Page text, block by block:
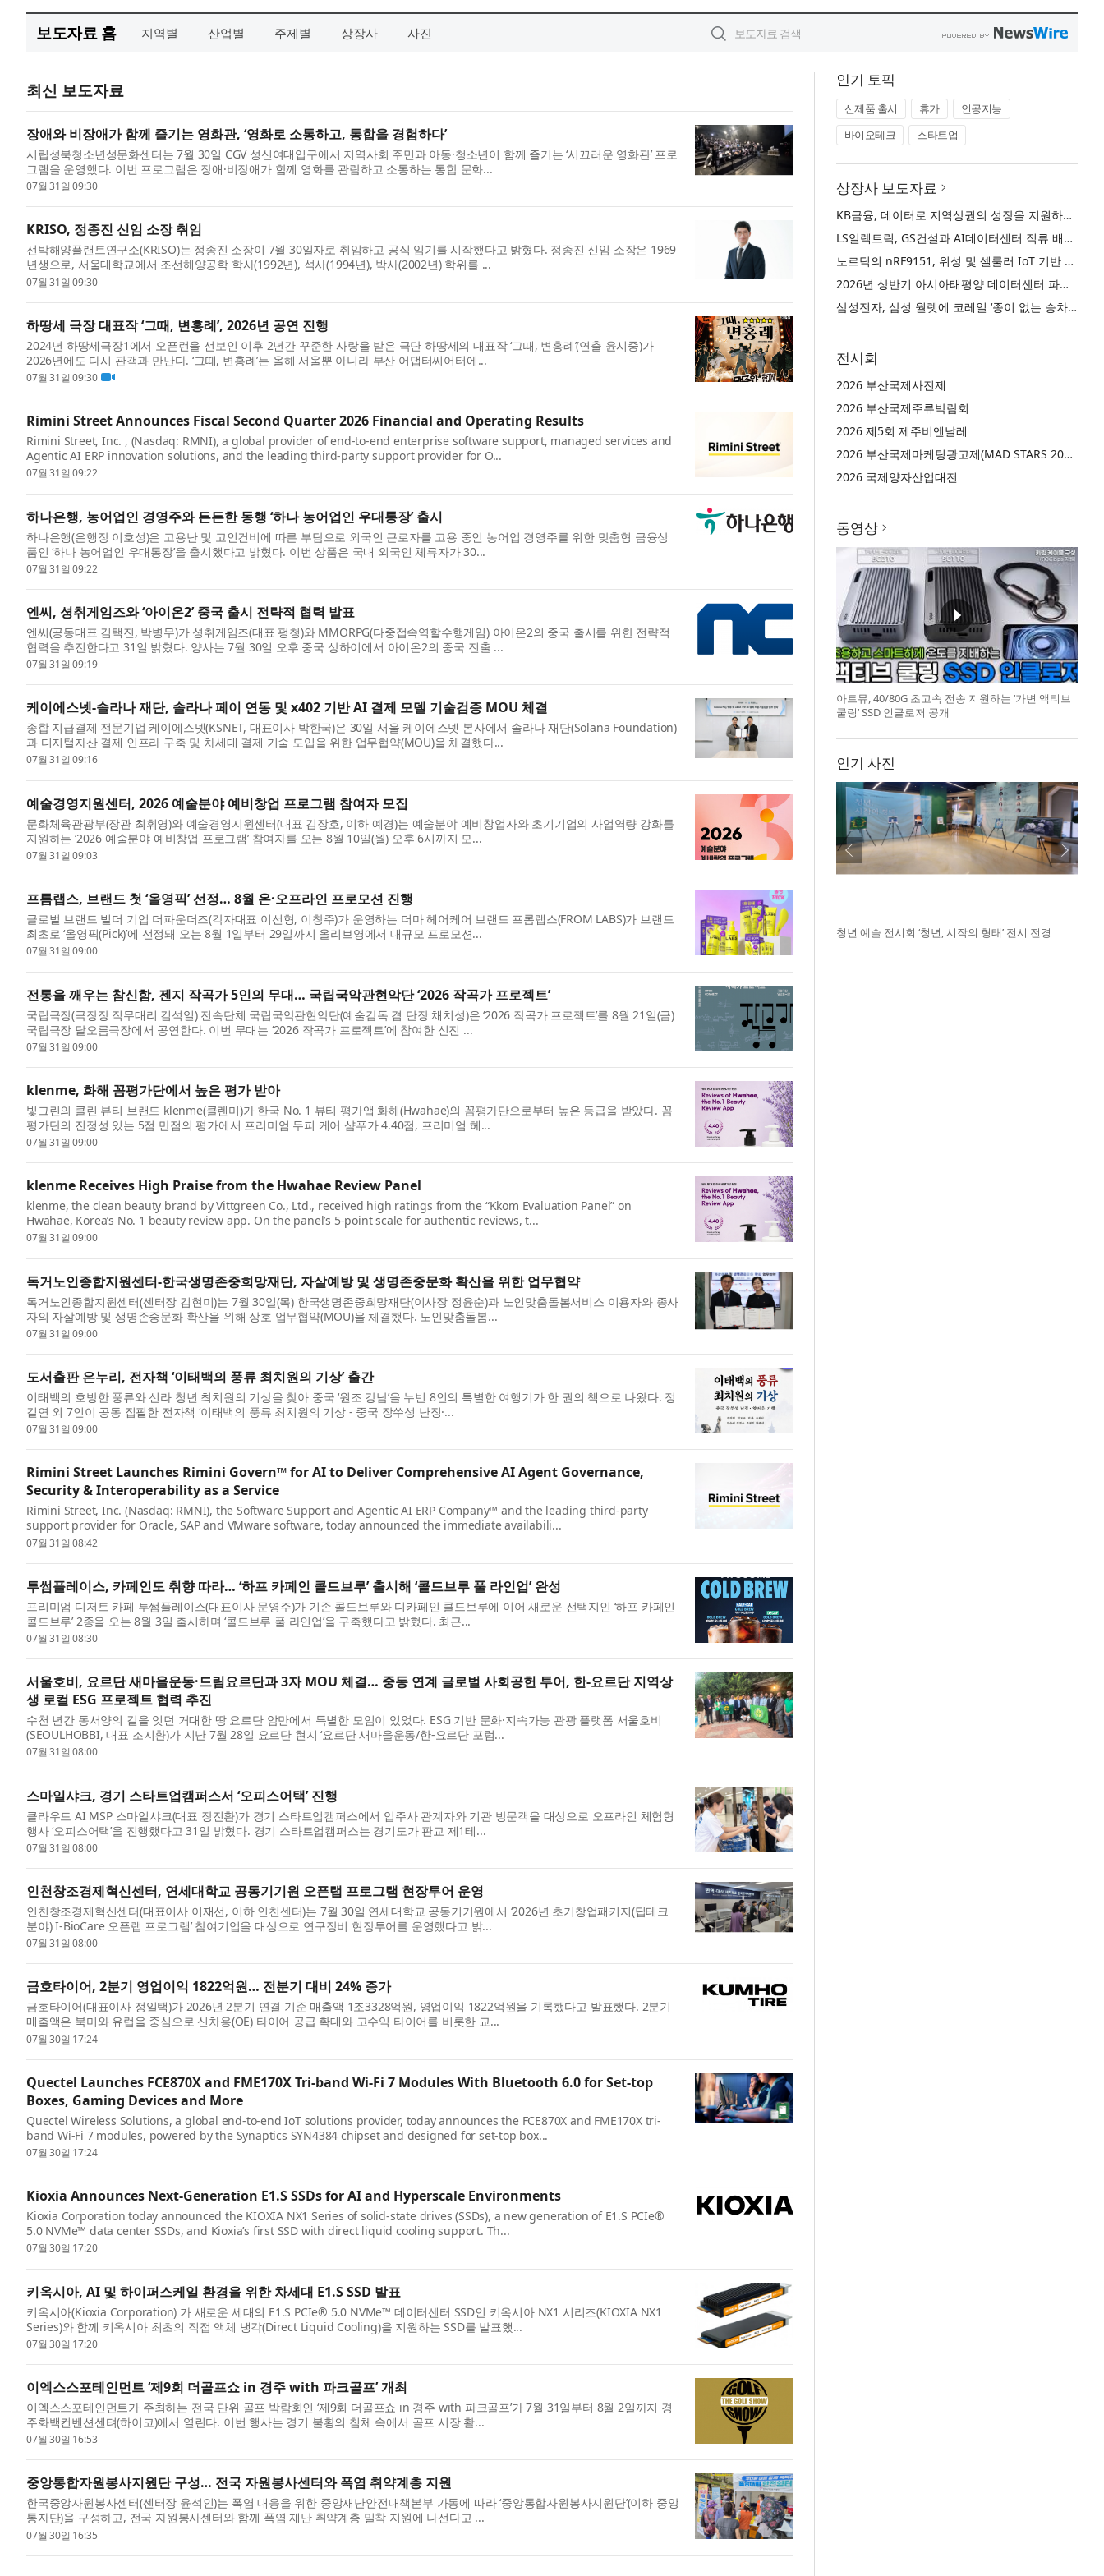
보도자료 홈 지역별 산업별 주제별 상장사 사진
최신 보도자료
장애와 비장애가 함께 즐기는 영화관, ‘영화로 소통하고, 통합을 경험하다’
시립성북청소년성문화센터는 7월 30일 CGV 성신여대입구에서 지역사회 주민과 아동·청소년이 함께 즐기는 ‘시끄러운 영화관’ 프로
그램을 운영했다. 이번 프로그램은 장애·비장애가 함께 영화를 관람하고 소통하는 통합 문화...
07월 31일 09:30
KRISO, 정종진 신임 소장 취임
선박해양플랜트연구소(KRISO)는 정종진 소장이 7월 30일자로 취임하고 공식 임기를 시작했다고 밝혔다. 정종진 신임 소장은 1969
년생으로, 서울대학교에서 조선해양공학 학사(1992년), 석사(1994년), 박사(2002년) 학위를 ...
07월 31일 09:30
하땅세 극장 대표작 ‘그때, 변홍례’, 2026년 공연 진행
2024년 하땅세극장1에서 오픈런을 선보인 이후 2년간 꾸준한 사랑을 받은 극단 하땅세의 대표작 ‘그때, 변홍례’(연출 윤시중)가
2026년에도 다시 관객과 만난다. ‘그때, 변홍례’는 올해 서울뿐 아니라 부산 어댑터씨어터에...
07월 31일 09:30
Rimini Street Announces Fiscal Second Quarter 2026 Financial and Operating Results
Rimini Street, Inc. , (Nasdaq: RMNI), a global provider of end-to-end enterprise software support, managed services and
Agentic AI ERP innovation solutions, and the leading third-party support provider for O...
07월 31일 09:22
하나은행, 농어업인 경영주와 든든한 동행 ‘하나 농어업인 우대통장’ 출시
하나은행(은행장 이호성)은 고용난 및 고인건비에 따른 부담으로 외국인 근로자를 고용 중인 농어업 경영주를 위한 맞춤형 금융상
품인 ‘하나 농어업인 우대통장’을 출시했다고 밝혔다. 이번 상품은 국내 외국인 체류자가 30...
07월 31일 09:22
엔씨, 셩취게임즈와 ‘아이온2’ 중국 출시 전략적 협력 발표
엔씨(공동대표 김택진, 박병무)가 셩취게임즈(대표 펑청)와 MMORPG(다중접속역할수행게임) 아이온2의 중국 출시를 위한 전략적
협력을 추진한다고 31일 밝혔다. 양사는 7월 30일 오후 중국 상하이에서 아이온2의 중국 진출 ...
07월 31일 09:19
케이에스넷-솔라나 재단, 솔라나 페이 연동 및 x402 기반 AI 결제 모델 기술검증 MOU 체결
종합 지급결제 전문기업 케이에스넷(KSNET, 대표이사 박한국)은 30일 서울 케이에스넷 본사에서 솔라나 재단(Solana Foundation)
과 디지털자산 결제 인프라 구축 및 차세대 결제 기술 도입을 위한 업무협약(MOU)을 체결했다...
07월 31일 09:16
예술경영지원센터, 2026 예술분야 예비창업 프로그램 참여자 모집
문화체육관광부(장관 최휘영)와 예술경영지원센터(대표 김장호, 이하 예경)는 예술분야 예비창업자와 초기기업의 사업역량 강화를
지원하는 ‘2026 예술분야 예비창업 프로그램’ 참여자를 오는 8월 10일(월) 오후 6시까지 모...
07월 31일 09:03
프롬랩스, 브랜드 첫 ‘올영픽’ 선정… 8월 온·오프라인 프로모션 진행
글로벌 브랜드 빌더 기업 더파운더즈(각자대표 이선형, 이창주)가 운영하는 더마 헤어케어 브랜드 프롬랩스(FROM LABS)가 브랜드
최초로 ‘올영픽(Pick)’에 선정돼 오는 8월 1일부터 29일까지 올리브영에서 대규모 프로모션...
07월 31일 09:00
전통을 깨우는 참신함, 젠지 작곡가 5인의 무대… 국립국악관현악단 ‘2026 작곡가 프로젝트’
국립극장(극장장 직무대리 김석일) 전속단체 국립국악관현악단(예술감독 겸 단장 채치성)은 ‘2026 작곡가 프로젝트’를 8월 21일(금)
국립극장 달오름극장에서 공연한다. 이번 무대는 ‘2026 작곡가 프로젝트’에 참여한 신진 ...
07월 31일 09:00
klenme, 화해 꼼평가단에서 높은 평가 받아
빛그린의 클린 뷰티 브랜드 klenme(클렌미)가 한국 No. 1 뷰티 평가앱 화해(Hwahae)의 꼼평가단으로부터 높은 등급을 받았다. 꼼
평가단의 진정성 있는 5점 만점의 평가에서 프리미엄 두피 케어 샴푸가 4.40점, 프리미엄 헤...
07월 31일 09:00
klenme Receives High Praise from the Hwahae Review Panel
klenme, the clean beauty brand by Vittgreen Co., Ltd., received high ratings from the “Kkom Evaluation Panel” on
Hwahae, Korea’s No. 1 beauty review app. On the panel’s 5-point scale for authentic reviews, t...
07월 31일 09:00
독거노인종합지원센터-한국생명존중희망재단, 자살예방 및 생명존중문화 확산을 위한 업무협약
독거노인종합지원센터(센터장 김현미)는 7월 30일(목) 한국생명존중희망재단(이사장 정윤순)과 노인맞춤돌봄서비스 이용자와 종사
자의 자살예방 및 생명존중문화 확산을 위해 상호 업무협약(MOU)을 체결했다. 노인맞춤돌봄...
07월 31일 09:00
도서출판 은누리, 전자책 ‘이태백의 풍류 최치원의 기상’ 출간
이태백의 호방한 풍류와 신라 청년 최치원의 기상을 찾아 중국 ‘원조 강남’을 누빈 8인의 특별한 여행기가 한 권의 책으로 나왔다. 정
길연 외 7인이 공동 집필한 전자책 ‘이태백의 풍류 최치원의 기상 - 중국 장쑤성 난징·...
07월 31일 09:00
Rimini Street Launches Rimini Govern™ for AI to Deliver Comprehensive AI Agent Governance,
Security & Interoperability as a Service
Rimini Street, Inc. (Nasdaq: RMNI), the Software Support and Agentic AI ERP Company™ and the leading third-party
support provider for Oracle, SAP and VMware software, today announced the immediate availabili...
07월 31일 08:42
투썸플레이스, 카페인도 취향 따라… ‘하프 카페인 콜드브루’ 출시해 ‘콜드브루 풀 라인업’ 완성
프리미엄 디저트 카페 투썸플레이스(대표이사 문영주)가 기존 콜드브루와 디카페인 콜드브루에 이어 새로운 선택지인 ‘하프 카페인
콜드브루’ 2종을 오는 8월 3일 출시하며 ‘콜드브루 풀 라인업’을 구축했다고 밝혔다. 최근...
07월 31일 08:30
서울호비, 요르단 새마을운동·드림요르단과 3자 MOU 체결… 중동 연계 글로벌 사회공헌 투어, 한-요르단 지역상
생 로컬 ESG 프로젝트 협력 추진
수천 년간 동서양의 길을 잇던 거대한 땅 요르단 암만에서 특별한 모임이 있었다. ESG 기반 문화·지속가능 관광 플랫폼 서울호비
(SEOULHOBBI, 대표 조지환)가 지난 7월 28일 요르단 현지 ‘요르단 새마을운동/한-요르단 포럼...
07월 31일 08:00
스마일샤크, 경기 스타트업캠퍼스서 ‘오피스어택’ 진행
클라우드 AI MSP 스마일샤크(대표 장진환)가 경기 스타트업캠퍼스에서 입주사 관계자와 기관 방문객을 대상으로 오프라인 체험형
행사 ‘오피스어택’을 진행했다고 31일 밝혔다. 경기 스타트업캠퍼스는 경기도가 판교 제1테...
07월 31일 08:00
인천창조경제혁신센터, 연세대학교 공동기기원 오픈랩 프로그램 현장투어 운영
인천창조경제혁신센터(대표이사 이재선, 이하 인천센터)는 7월 30일 연세대학교 공동기기원에서 ‘2026년 초기창업패키지(딥테크
분야) I-BioCare 오픈랩 프로그램’ 참여기업을 대상으로 연구장비 현장투어를 운영했다고 밝...
07월 31일 08:00
금호타이어, 2분기 영업이익 1822억원… 전분기 대비 24% 증가
금호타이어(대표이사 정일택)가 2026년 2분기 연결 기준 매출액 1조3328억원, 영업이익 1822억원을 기록했다고 발표했다. 2분기
매출액은 북미와 유럽을 중심으로 신차용(OE) 타이어 공급 확대와 고수익 타이어를 비롯한 교...
07월 30일 17:24
Quectel Launches FCE870X and FME170X Tri-band Wi-Fi 7 Modules With Bluetooth 6.0 for Set-top
Boxes, Gaming Devices and More
Quectel Wireless Solutions, a global end-to-end IoT solutions provider, today announces the FCE870X and FME170X tri-
band Wi-Fi 7 modules, powered by the Synaptics SYN4384 chipset and designed for set-top box...
07월 30일 17:24
Kioxia Announces Next-Generation E1.S SSDs for AI and Hyperscale Environments
Kioxia Corporation today announced the KIOXIA NX1 Series of solid-state drives (SSDs), a new generation of E1.S PCIe®
5.0 NVMe™ data center SSDs, and Kioxia’s first SSD with direct liquid cooling support. Th...
07월 30일 17:20
키옥시아, AI 및 하이퍼스케일 환경을 위한 차세대 E1.S SSD 발표
키옥시아(Kioxia Corporation) 가 새로운 세대의 E1.S PCIe® 5.0 NVMe™ 데이터센터 SSD인 키옥시아 NX1 시리즈(KIOXIA NX1
Series)와 함께 키옥시아 최초의 직접 액체 냉각(Direct Liquid Cooling)을 지원하는 SSD를 발표했...
07월 30일 17:20
이엑스스포테인먼트 ‘제9회 더골프쇼 in 경주 with 파크골프’ 개최
이엑스스포테인먼트가 주최하는 전국 단위 골프 박람회인 ‘제9회 더골프쇼 in 경주 with 파크골프’가 7월 31일부터 8월 2일까지 경
주화백컨벤션센텨(하이코)에서 열린다. 이번 행사는 경기 불황의 침체 속에서 골프 시장 활...
07월 30일 16:53
중앙통합자원봉사지원단 구성… 전국 자원봉사센터와 폭염 취약계층 지원
한국중앙자원봉사센터(센터장 윤석인)는 폭염 대응을 위한 중앙재난안전대책본부 가동에 따라 ‘중앙통합자원봉사지원단’(이하 중앙
통자단)을 구성하고, 전국 자원봉사센터와 함께 폭염 재난 취약계층 밀착 지원에 나선다고 ...
07월 30일 16:35
인기 토픽
신제품 출시 휴가
인공지능
바이오테크
스타트업
상장사 보도자료
KB금융, 데이터로 지역상권의 성장을 지원하는 ‘2026 KB상권활성화 인사이트’ 발간
LS일렉트릭, GS건설과 AI데이터센터 직류 배전 사업 협력
노르딕의 nRF9151, 위성 및 셀룰러 IoT 기반 새로운 차원의 커넥티드 기기 개발 지원
2026년 상반기 아시아태평양 데이터센터 파이프라인 26.5GW로 사상 최대 기록… 한국 수도권 데이터센터 시장도 임차·개발 수요 동반 확대
삼성전자, 삼성 월렛에 코레일 ‘종이 없는 승차권’ 서비스 출시
전시회
2026 부산국제사진제
2026 부산국제주류박람회
2026 제5회 제주비엔날레
2026 부산국제마케팅광고제(MAD STARS 2026)
2026 국제양자산업대전
동영상
아트뮤, 40/80G 초고속 전송 지원하는 ‘가변 액티브
쿨링’ SSD 인클로저 공개
인기 사진
청년 예술 전시회 ‘청년, 시작의 형태’ 전시 전경